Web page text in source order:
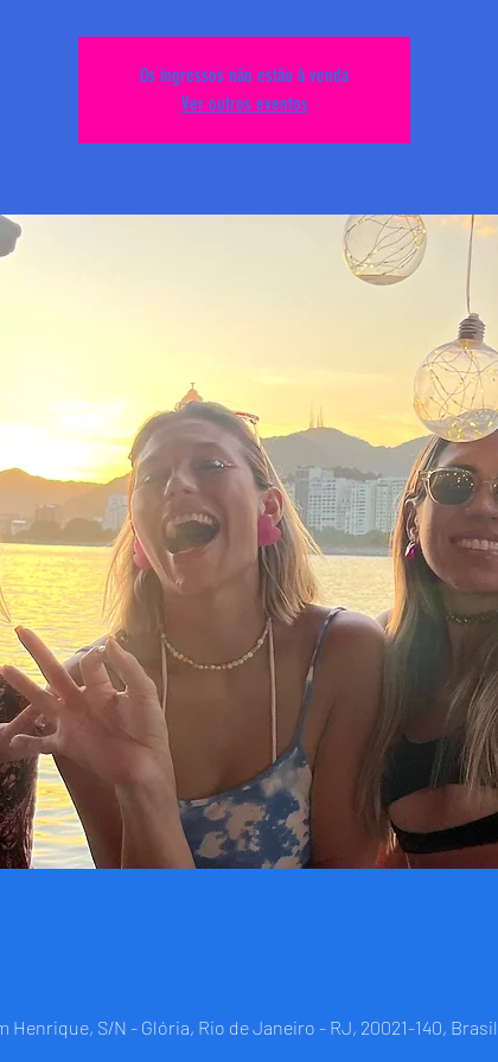
Os ingressos não estão à venda
Ver outros eventos
Henrique, S/N - Glória, Rio de Janeiro - RJ, 20021-140, Brasil